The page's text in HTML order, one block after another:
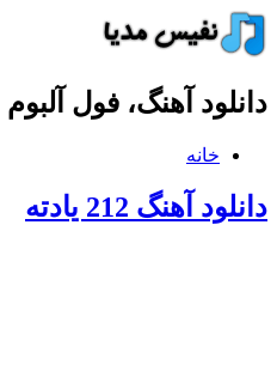
دانلود آهنگ، فول
خانه
دانلود آهنگ 212 یادته